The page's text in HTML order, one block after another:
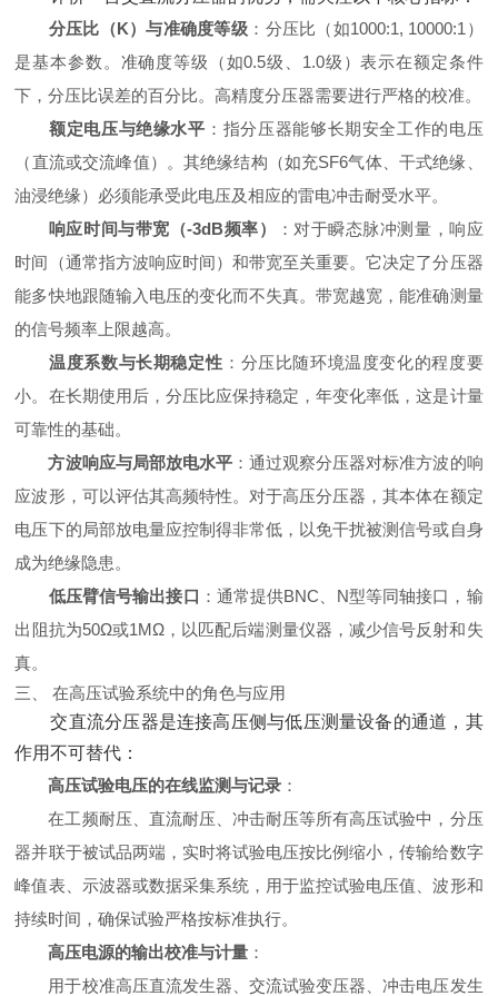
分压比（K）与准确度等级 ‌：分压比（如1000:1, 10000:1）
是基本参数。准确度等级（如0.5级、1.0级）表示在额定条件
下，分压比误差的百分比。高精度分压器需要进行严格的校准。
额定电压与绝缘水平 ‌：指分压器能够长期安全工作的电压
（直流或交流峰值）。其绝缘结构（如充SF6气体、干式绝缘、
油浸绝缘）必须能承受此电压及相应的雷电冲击耐受水平。
响应时间与带宽（-3dB频率）
‌：对于瞬态脉冲测量，响应
时间（通常指方波响应时间）和带宽至关重要。它决定了分压器
能多快地跟随输入电压的变化而不失真。带宽越宽，能准确测量
的信号频率上限越高。
温度系数与长期稳定性 ‌：分压比随环境温度变化的程度要
小。在长期使用后，分压比应保持稳定，年变化率低，这是计量
可靠性的基础。
方波响应与局部放电水平‌：通过观察分压器对标准方波的响
应波形，可以评估其高频特性。对于高压分压器，其本体在额定
电压下的局部放电量应控制得非常低，以免干扰被测信号或自身
成为绝缘隐患。
低压臂信号输出接口 ‌：通常提供BNC、N型等同轴接口，输
出阻抗为50Ω或1MΩ，以匹配后端测量仪器，减少信号反射和失
真。
三、 在高压试验系统中的角色与应用
交直流分压器是连接高压侧与低压测量设备的通道，其
作用不可替代：
高压试验电压的在线监测与记录 ‌：
在工频耐压、直流耐压、冲击耐压等所有高压试验中，分压
器并联于被试品两端，实时将试验电压按比例缩小，传输给数字
峰值表、示波器或数据采集系统，用于监控试验电压值、波形和
持续时间，确保试验严格按标准执行。
高压电源的输出校准与计量 ‌：
用于校准高压直流发生器、交流试验变压器、冲击电压发生